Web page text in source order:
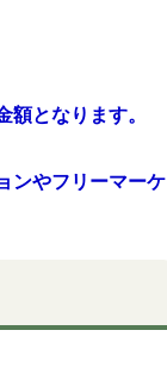
となります。
ンやフリーマーケ